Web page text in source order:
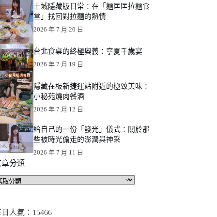
土城隱藏版日常：在「麵匡匡拉麵食
堂」找回對拉麵的熱情
2026 年 7 月 20 日
台北食桌的終極奧義：寧夏千歲宴
2026 年 7 月 19 日
隱藏在板新捷運站附近的極致美味：
小秘苑燒肉餐酒
2026 年 7 月 12 日
給自己的一份「發光」儀式：關於那
些被時光偷走的澎潤與神采
2026 年 7 月 11 日
分類
人氣：15466